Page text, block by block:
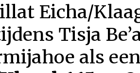
Eicha/
Tisja
als